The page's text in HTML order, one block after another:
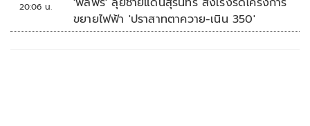
20:06 น.
ขยายไฟฟ้า 'ปราสาทตาควาย-เนิน 350'